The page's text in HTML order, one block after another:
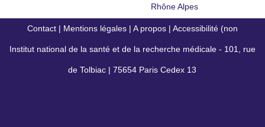
Rhône Alpes
Contact | Mentions légales | A propos | Accessibilité (non
conforme)
Institut national de la santé et de la recherche médicale - 101, rue
de Tolbiac | 75654 Paris Cedex 13